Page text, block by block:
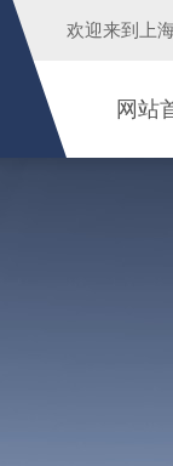
欢迎来到 上
网站